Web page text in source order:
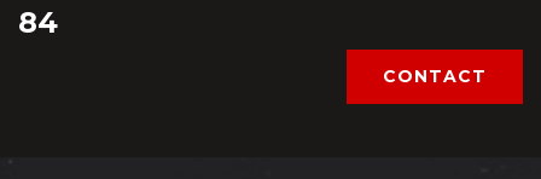
84
CONTACT